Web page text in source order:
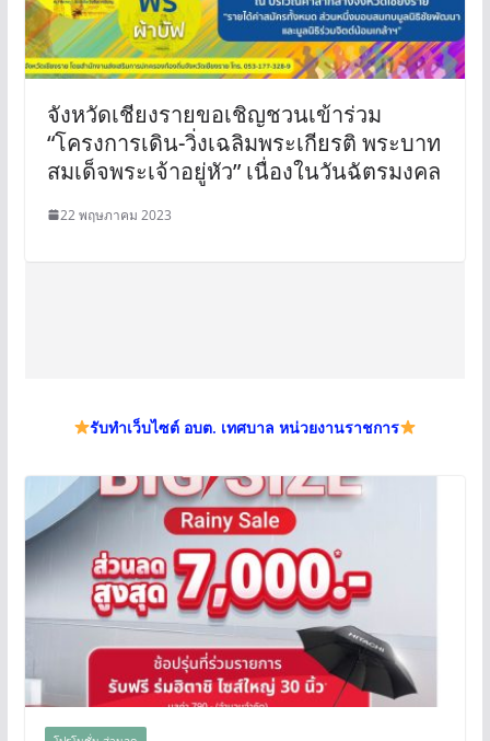
จังหวัดเชียงรายขอเชิญชวนเข้าร่วม
“โครงการเดิน-วิ่งเฉลิมพระเกียรติ พระบาท
สมเด็จพระเจ้าอยู่หัว” เนื่องในวันฉัตรมงคล
22 พฤษภาคม 2023
รับทำเว็บไซต์ อบต. เทศบาล หน่วยงานราชการ